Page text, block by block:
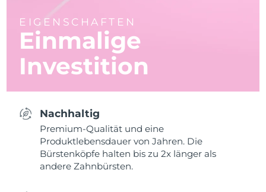
EIGENSCHAFTEN
Einmalige
Investition
Nachhaltig
Premium-Qualität und eine
Produktlebensdauer von Jahren. Die
Bürstenköpfe halten bis zu 2x länger als
andere Zahnbürsten.